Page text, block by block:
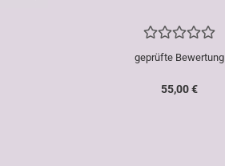
geprüfte Bewertung
55,00 €